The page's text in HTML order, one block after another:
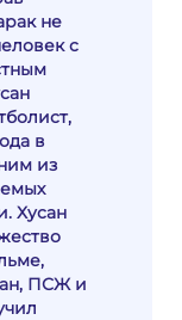
не
с
в
из
Хусан
ПСЖ и